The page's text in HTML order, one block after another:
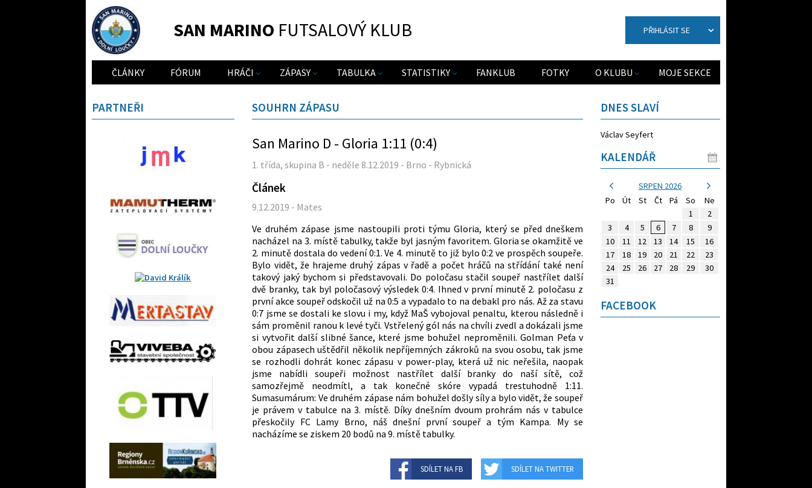
SAN MARINO FUTSALOVÝ KLUB PŘIHLÁSIT SE
ČLÁNKY FÓRUM HRÁČI ZÁPASY TABULKA STATISTIKY FANKLUB FOTKY O KLUBU MOJE SEKCE
SOUHRN ZÁPASU
San Marino D - Gloria 1:11 (0:4)
1. třída, skupina B - neděle 8.12.2019 - Brno - Rybnická
Článek
9.12.2019 - Mates
Ve druhém zápase jsme nastoupili proti týmu Gloria, který se před dneškem
nacházel na 3. místě tabulky, takže byl jasným favoritem. Gloria se okamžitě ve
2. minutě dostala do vedení 0:1. Ve 4. minutě to již bylo 0:2 ve prospěch soupeře.
Bylo vidět, že hrajeme druhý zápas v řadě a počet hráčů na střídání také není
takový jaký bychom si představovali. Do poločasu stačil soupeř nastřílet další
dvě branky, tak byl poločasový výsledek 0:4. Ihned v první minutě 2. poločasu z
první akce soupeř odskočil už na 0:5 a vypadalo to na debakl pro nás. Až za stavu
0:7 jsme se dostali ke slovu i my, když MaŠ vybojoval penaltu, kterou následně i
sám proměnil ranou k levé tyči. Vstřelený gól nás na chvíli zvedl a dokázali jsme
si vytvořit další slibné šance, které jsme bohužel neproměnili. Golman Peťa v
obou zápasech uštědřil několik nepříjemných zákroků na svou osobu, tak jsme
se rozhodli dohrát konec zápasu v power-play, která už nic neřešila, naopak
jsme nabídli soupeři možnost nastřílet další branky do naší sítě, což
samozřejmě neodmítl, a tak konečné skóre vypadá trestuhodně 1:11.
Sumasumárum: Ve druhém zápase nám bohužel došly síly a bylo vidět, že soupeř
je právem v tabulce na 3. místě. Díky dnešním dvoum prohrám nás v tabulce
přeskočily FC Lamy Brno, náš dnešní první soupeř a tým Kampa. My se
nacházíme se ziskem 20 bodů na 9. místě tabulky.
SDÍLET NA FB SDÍLET NA TWITTER
PARTNEŘI DNES SLAVÍ
Václav Seyfert
KALENDÁŘ
SRPEN 2026
Po
Út St Čt Pá So
Ne
1
2
3
4 5 6 7 8
9
10
11 12 13 14 15
16
17
18 19 20 21 22
23
24
25 26 27 28 29
30
31
FACEBOOK